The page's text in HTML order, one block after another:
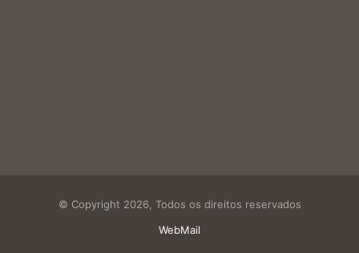
© Copyright 2026, Todos os direitos reservados
WebMail